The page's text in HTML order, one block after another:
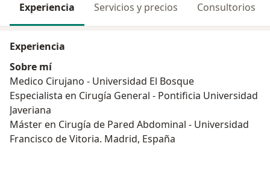
Experiencia Servicios y precios Consultorios
Experiencia
Sobre mí
Medico Cirujano - Universidad El Bosque
Especialista en Cirugía General - Pontificia Universidad
Javeriana
Máster en Cirugía de Pared Abdominal - Universidad
Francisco de Vitoria. Madrid, España